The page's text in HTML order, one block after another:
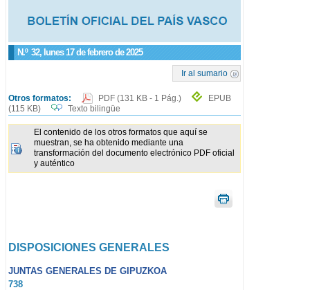
N.º 32, lunes 17 de febrero de 2025
Ir al sumario
Otros formatos: PDF (131 KB - 1 Pág.)
EPUB
(115 KB)
Texto bilingüe
El contenido de los otros formatos que aquí se
muestran, se ha obtenido mediante una
transformación del documento electrónico PDF oficial
y auténtico
DISPOSICIONES GENERALES
JUNTAS GENERALES DE GIPUZKOA
738